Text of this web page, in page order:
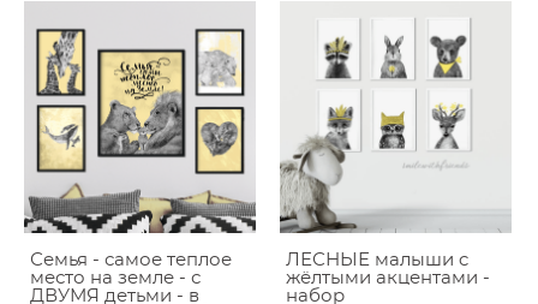
Семья - самое теплое
место на земле - с
ДВУМЯ детьми - в
ЛЕСНЫЕ малыши c
жёлтыми акцентами -
набор